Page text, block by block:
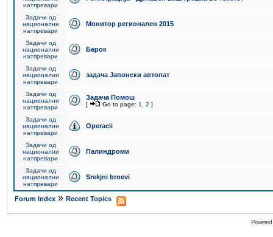
натпревари
Задачи од
национални
натпревари
Монитор регионален 2015
Задачи од
национални
натпревари
Барок
Задачи од
национални
натпревари
задача Јапонски автопат
Задачи од
национални
натпревари
Задача Помош
[ Go to page: 1 2 ]
Задачи од
национални
натпревари
Operacii
Задачи од
национални
натпревари
Палиндроми
Задачи од
национални
натпревари
Srekjni broevi
Forum Index » Recent Topics